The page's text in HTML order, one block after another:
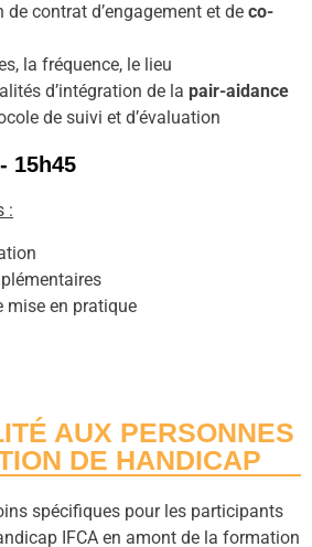
de contrat d’engagement et de co-
la fréquence, le lieu
d’intégration de la pair-aidance
de suivi et d’évaluation
15h45
:
mise en pratique
AUX PERSONNES
DE HANDICAP
spécifiques pour les participants
IFCA en amont de la formation